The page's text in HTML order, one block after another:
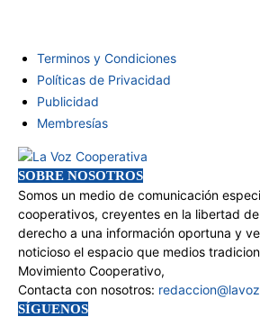
Terminos y Condiciones
Políticas de Privacidad
Publicidad
Membresías
SOBRE NOSOTROS
Somos un medio de comunicación
cooperativos, creyentes en la libertad
derecho a una información oportuna y
noticioso el espacio que medios
Movimiento Cooperativo,
Contacta con nosotros:
SÍGUENOS